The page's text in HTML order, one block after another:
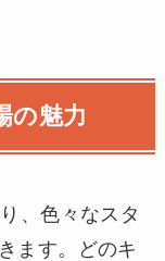
の魅力
、色々なスタ
ます。どのキ